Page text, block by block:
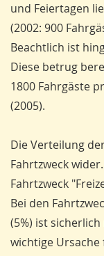
und Feiertagen
(2002: 900
Beachtlich ist
Diese betrug
1800 Fahrgäste
(2005).
Die Verteilung
Fahrtzweck
Fahrtzweck
Bei den
(5%) ist
wichtige